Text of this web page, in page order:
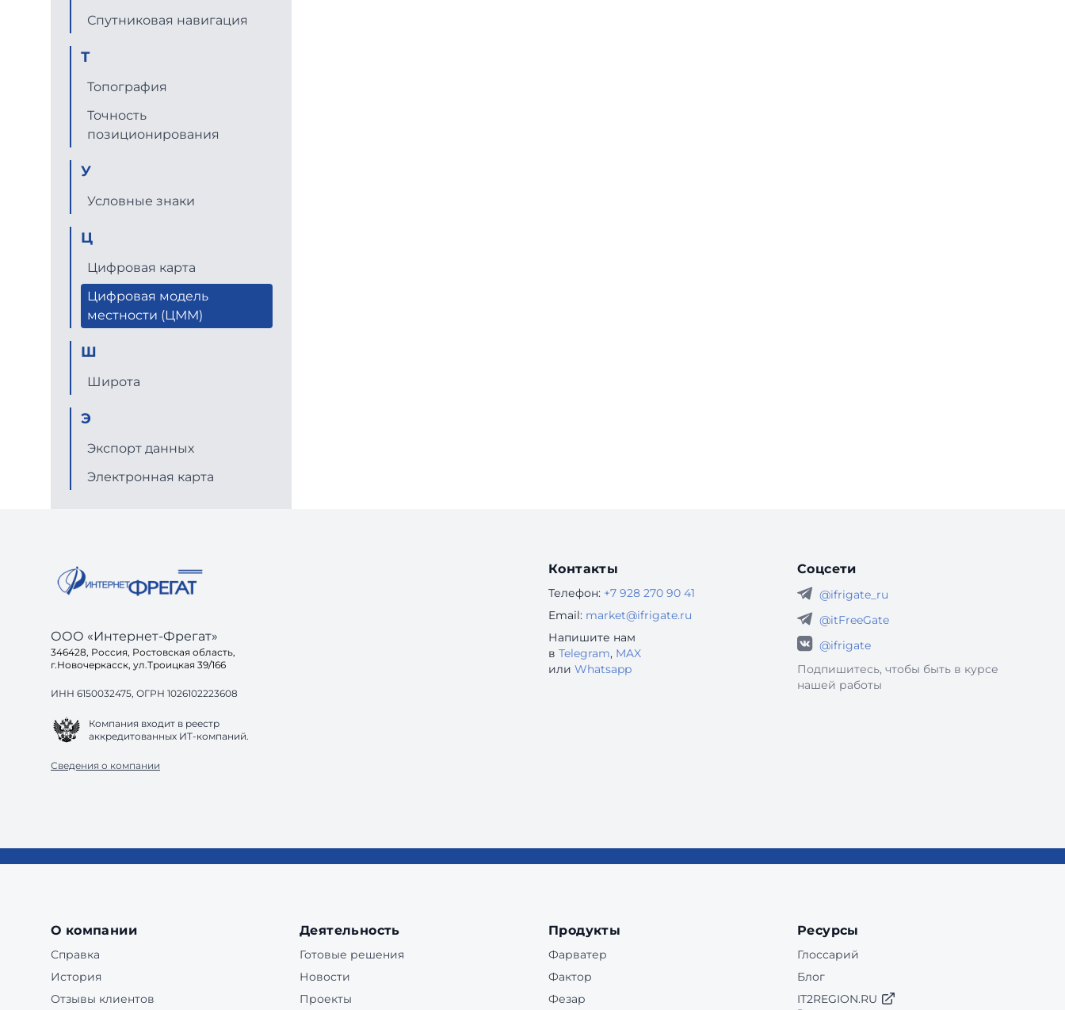
Спутниковая навигация
Т
Топография
Точность
позиционирования
У
Условные знаки
Ц
Цифровая карта
Цифровая модель
местности (ЦММ)
Ш
Широта
Э
Экспорт данных
Электронная карта
ООО «Интернет-Фрегат»
346428, Россия, Ростовская область,
г.Новочеркасск, ул.Троицкая 39/166
ИНН 6150032475, ОГРН 1026102223608
Компания входит в реестр
аккредитованных ИТ-компаний.
Сведения о компании
Контакты
Телефон: +7 928 270 90 41
Email: market@ifrigate.ru
Напишите нам
в Telegram, MAX
или Whatsapp
Соцсети
@ifrigate_ru
@itFreeGate
@ifrigate
Подпишитесь, чтобы быть в курсе
нашей работы
О компании
Справка
История
Отзывы клиентов
Деятельность
Готовые решения
Новости
Проекты
Продукты
Фарватер
Фактор
Фезар
Ресурсы
Глоссарий
Блог
IT2REGION.RU